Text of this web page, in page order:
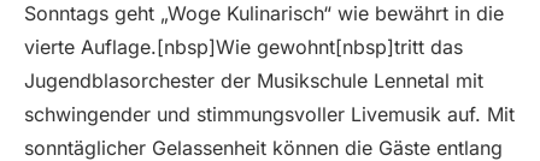
Sonntags geht „Woge Kulinarisch“ wie bewährt in die
vierte Auflage.[nbsp]Wie gewohnt[nbsp]tritt das
Jugendblasorchester der Musikschule Lennetal mit
schwingender und stimmungsvoller Livemusik auf. Mit
sonntäglicher Gelassenheit können die Gäste entlang